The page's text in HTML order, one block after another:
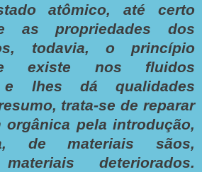
atômico, até certo
as propriedades dos
todavia, o princípio
existe nos fluidos
e lhes dá qualidades
trata-se de reparar
orgânica pela introdução,
de materiais sãos,
deteriorados.